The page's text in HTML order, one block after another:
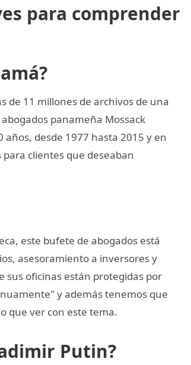
para comprender
de 11 millones de archivos de una
panameña Mossack
desde 1977 hasta 2015 y en
clientes que deseaban
este bufete de abogados está
asesoramiento a inversores y
sus oficinas están protegidas por
y además tenemos que
que ver con este tema.
Putin?